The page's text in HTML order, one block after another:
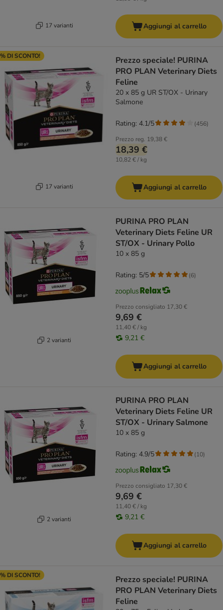
17 varianti Aggiungi al carrello
DI SCONTO!
17 varianti
Prezzo speciale! PURINA
PRO PLAN Veterinary Diets
Feline
20 x 85 g UR ST/OX - Urinary
Salmone
Prezzo reg. 19,38 €
18,39 €
10,82 € / kg
Rating: 4.1/5 (456)
Aggiungi al carrello
2 varianti
PURINA PRO PLAN
Veterinary Diets Feline UR
ST/OX - Urinary Pollo
10 x 85 g
Prezzo consigliato 17,30 €
9,69 €
11,40 € / kg
9,21 €
Rating: 5/5 (6)
Aggiungi al carrello
2 varianti
PURINA PRO PLAN
Veterinary Diets Feline UR
ST/OX - Urinary Salmone
10 x 85 g
Prezzo consigliato 17,30 €
9,69 €
11,40 € / kg
9,21 €
Rating: 4.9/5 (10)
Aggiungi al carrello
DI SCONTO!
Prezzo speciale! PURINA
PRO PLAN Veterinary Diets
Feline